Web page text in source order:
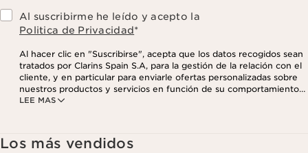
Al suscribirme he leído y acepto la
Politica de Privacidad*
LEE MAS
Al hacer clic en "Suscribirse", acepta que los datos recogidos sean
tratados por Clarins Spain S.A, para la gestión de la relación con el
cliente, y en particular para enviarle ofertas personalizadas sobre
nuestros productos y servicios en función de su comportamiento
de compra, sus hábitos y/o intereses, incluso mediante su
momento haciendo click en el enlace para darse de baja que
aparece en cada newsletter que reciba. Para más información
Los más vendidos